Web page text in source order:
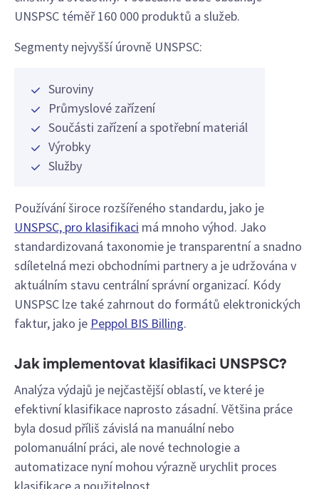
UNSPSC téměř 160 000 produktů a služeb.
Segmenty nejvyšší úrovně UNSPSC:
Suroviny
Průmyslové zařízení
Součásti zařízení a spotřební materiál
Výrobky
Služby
Používání široce rozšířeného standardu, jako je
UNSPSC, pro klasifikaci má mnoho výhod. Jako
standardizovaná taxonomie je transparentní a snadno
sdíletelná mezi obchodními partnery a je udržována v
aktuálním stavu centrální správní organizací. Kódy
UNSPSC lze také zahrnout do formátů elektronických
faktur, jako je Peppol BIS Billing.
Jak implementovat klasifikaci UNSPSC?
Analýza výdajů je nejčastější oblastí, ve které je
efektivní klasifikace naprosto zásadní. Většina práce
byla dosud příliš závislá na manuální nebo
polomanuální práci, ale nové technologie a
automatizace nyní mohou výrazně urychlit proces